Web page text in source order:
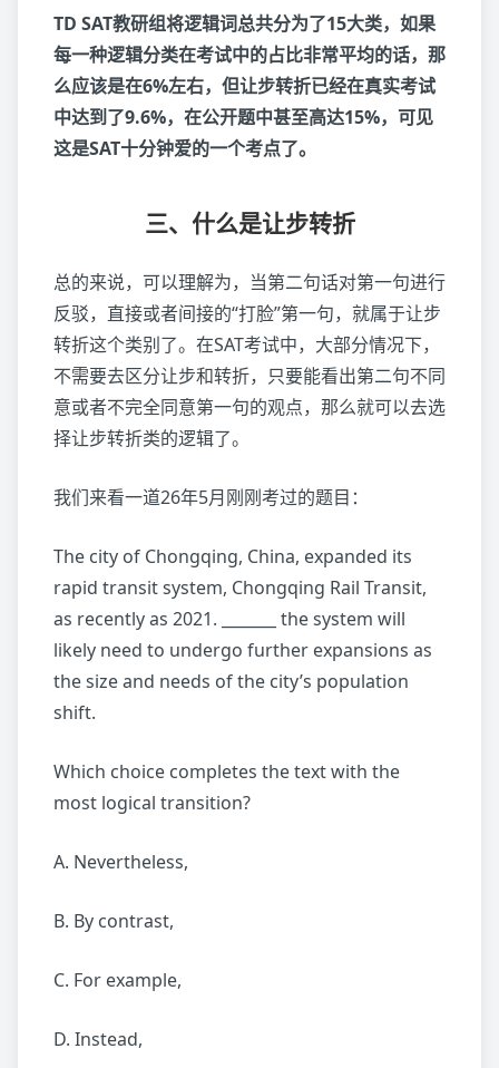
TD SAT教研组将逻辑词总共分为了15大类，如果
每一种逻辑分类在考试中的占比非常平均的话，那
么应该是在6%左右，但让步转折已经在真实考试
中达到了9.6%，在公开题中甚至高达15%，可见
这是SAT十分钟爱的一个考点了。
三、什么是让步转折
总的来说，可以理解为，当第二句话对第一句进行
反驳，直接或者间接的“打脸”第一句，就属于让步
转折这个类别了。在SAT考试中，大部分情况下，
不需要去区分让步和转折，只要能看出第二句不同
意或者不完全同意第一句的观点，那么就可以去选
择让步转折类的逻辑了。
我们来看一道26年5月刚刚考过的题目：
The city of Chongqing, China, expanded its
rapid transit system, Chongqing Rail Transit,
as recently as 2021. _______ the system will
likely need to undergo further expansions as
the size and needs of the city’s population
shift.
Which choice completes the text with the
most logical transition?
A. Nevertheless,
B. By contrast,
C. For example,
D. Instead,